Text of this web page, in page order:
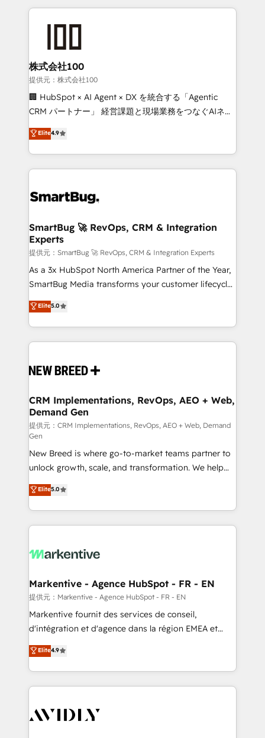
Company of the Year 2024/25 INSIDEA helps
and build AI-powered workflows that drive adoption
from week one, in your time zone. What we do ➤
Onboarding: Live in weeks, with workflows built
around your business, not a template. ➤ Migration:
Move from any legacy CRM. Zero downtime, full data
run your revenue process. Sales, marketing, and
service wired together. ➤ AI and Integrations: Layer
tune-ups, feature rollouts, adoption coaching. Buying
HubSpot, switching to it, or reviving a stale portal?
We are built for the work.
株式会社100
提供元：株式会社100
🏢 HubSpot × AI Agent × DX を統合する「Agentic
CRM パートナー」 経営課題と現場業務をつなぐAIネイ
ティブ・エージェンシーとして、HubSpot Eliteの実装
力で顧客フロント業務を再設計します。 💡 100inc は何
をする会社か？ HubSpotを共通基盤に、AIエージェン
トを組み込んだ顧客フロント業務（マーケティング・営
ィブ・エージェンシーです。事業部・グループ会社・部
を、CRMを軸とした全社共通基盤に再構築します。意
思決定者・PMO・現場担当者に並走します。 1️⃣
HubSpot導入・活用支援 顧客データの一元化から、
GTMの見える化・自動化まで。全Hub統合運用、デー
タ品質設計、グループ横断のCRM統合に対応します。
の一部をAIが自律実行する組織への移行を設計・実装。
Breeze・Claude等をHubSpotと連携させ、役割定義・
革を、構想から実装・定着までPMOとして主導。「設
の統合・浸透・変革管理を実行します。 ▸ CMS戦略設
計・構築：リード獲得・CVR・SEOを前提にした情報設
計・導線設計・テンプレート設計をContent Hubで一体
提供。 ▸ 既存CRM・MAからの移行支援：Salesforce・
Marketo・Pardot等からの移行、カスタム設計、履歴
データ移行と活用設計まで。 ▸ AEO対応：ChatGPT・
ンツとサイト構造を最適化。 🏆 なぜ100incを選ぶの
か？ ✓ HubSpot Eliteパートナー認定 ✓ HubSpotアワ
ード受賞・HUGリーダー ✓ ISO27001:2022 /
HubSpot大百科 出版 CRM・AI活用に関するご相談、現
せください。
Elite4.9
SmartBug 🚀 RevOps, CRM & Integration
Experts
提供元：SmartBug 🚀 RevOps, CRM & Integration Experts
As a 3x HubSpot North America Partner of the Year,
SmartBug Media transforms your customer lifecycle
into a revenue engine. Our unified ecosystem
includes specialized divisions Globalia (AI &
Software) and Point Success Media (Paid Media),
making this the official home for all three brands. 🔄
and system integrations powered by Globalia’s
trainers to drive platform adoption. 📈 Revenue
Generation - Full-funnel marketing and high-
performance advertising via Point Success Media. -
Expert deployment of Breeze AI and custom agents
to automate growth. 🏆 Elite Excellence - 8 platform
accreditations and deep HIPAA-compliance
expertise. - A team of 250+ experts dedicated to
your resilient growth.
Elite5.0
CRM Implementations, RevOps, AEO + Web,
Demand Gen
提供元：CRM Implementations, RevOps, AEO + Web, Demand
Gen
New Breed is where go-to-market teams partner to
unlock growth, scale, and transformation. We help
companies activate HubSpot’s AI-powered
customer platform and operationalize HubSpot’s
Loop Marketing framework through expert-led
services, smart agents, and purpose-built apps,
results, fast. ⚙️CRM & RevOps: Align all Hubs to your
🎯Demand Gen & ABM: Drive pipeline with inbound,
ABM, AEO, SEO, & paid media. 👩‍💻Web Design:
Build high-performing websites with UX, messaging,
& conversion strategy that drive results. 🤖AI
AI, & maximize AEO with tailored AI services. 🧩
Integrations: Extend HubSpot with custom
Elite5.0
Markentive - Agence HubSpot - FR - EN
提供元：Markentive - Agence HubSpot - FR - EN
Markentive fournit des services de conseil,
d'intégration et d'agence dans la région EMEA et
North America. Avec plus de 115 experts en
marketing automation, Growth, Revops, CRM et
webdesign. Markentive is both a consulting firm, a
digital agency and an integrator. With over 115
CRM and webdesign (We focus on EMEA - USA
Elite4.9